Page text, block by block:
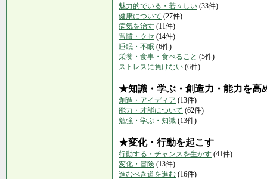
魅力的でいる・若々しい (33件)
健康について (27件)
病気を治す (11件)
習慣・クセ (14件)
睡眠・不眠 (6件)
栄養・食事・食べること (5件)
ストレスに負けない (6件)
★知識・学ぶ・創造力・能力を高
創造・アイディア (13件)
能力・才能について (62件)
勉強・学ぶ・知識 (13件)
★変化・行動を起こす
行動する・チャンスを生かす (41件)
変化・冒険 (13件)
進むべき道を進む (16件)